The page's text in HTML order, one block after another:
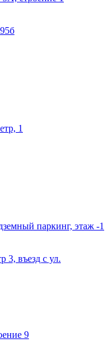
1
паркинг, этаж -1
3, въезд с ул.
9